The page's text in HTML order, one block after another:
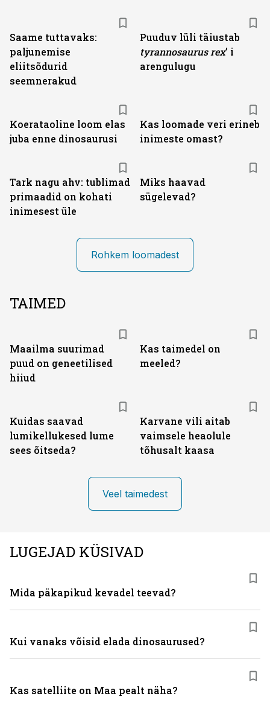
Saame tuttavaks:
paljunemise
eliitsõdurid
seemnerakud
Puuduv lüli täiustab
tyranno­saurus rex’ i
arengulugu
Koerataoline loom elas
juba enne dinosaurusi
Kas loomade veri erineb
inimeste omast?
Tark nagu ahv: tublimad
primaadid on kohati
inimesest üle
Miks haavad
sügelevad?
Rohkem loomadest
TAIMED
Maailma suurimad
puud on geneetilised
hiiud
Kas taimedel on
meeled?
Kuidas saavad
lumikellukesed lume
sees õitseda?
Karvane vili aitab
vaimsele heaolule
tõhusalt kaasa
Veel taimedest
LUGEJAD KÜSIVAD
Mida päkapikud kevadel teevad?
Kui vanaks võisid elada dinosaurused?
Kas satelliite on Maa pealt näha?